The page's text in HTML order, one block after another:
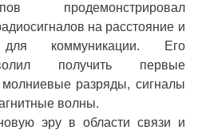
продемонстрировал
на расстояние и
коммуникации. Его
получить первые
разряды, сигналы
волны.
эру в области связи и